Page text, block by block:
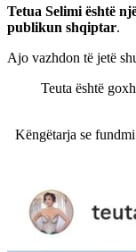
Tetua Selimi është
publikun shqiptar.
Ajo vazhdon të jetë
Teuta është
Këngëtarja se